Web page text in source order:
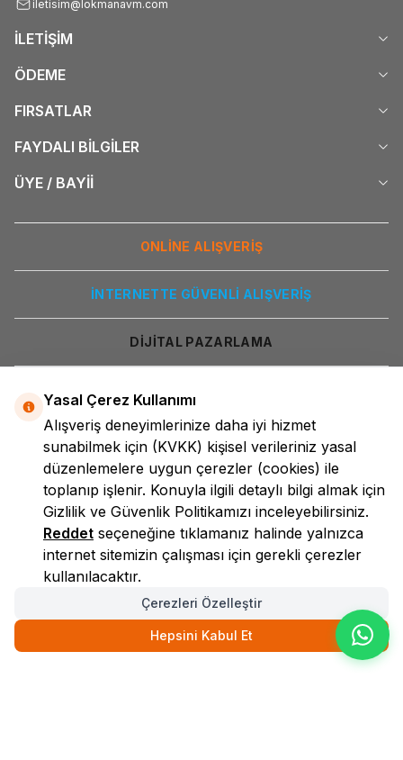
iletisim@lokmanavm.com
İLETİŞİM
ÖDEME
FIRSATLAR
FAYDALI BİLGİLER
ÜYE / BAYİİ
ONLİNE ALIŞVERİŞ
İNTERNETTE GÜVENLİ ALIŞVERİŞ
DİJİTAL PAZARLAMA
LokmanAVM
Yasal Çerez Kullanımı
Alışveriş deneyimlerinize daha iyi hizmet
sunabilmek için (KVKK) kişisel verileriniz yasal
düzenlemelere uygun çerezler (cookies) ile
toplanıp işlenir. Konuyla ilgili detaylı bilgi almak için
Gizlilik ve Güvenlik Politikamızı inceleyebilirsiniz.
Reddet seçeneğine tıklamanız halinde yalnızca
internet sitemizin çalışması için gerekli çerezler
kullanılacaktır.
Çerezleri Özelleştir
Hepsini Kabul Et